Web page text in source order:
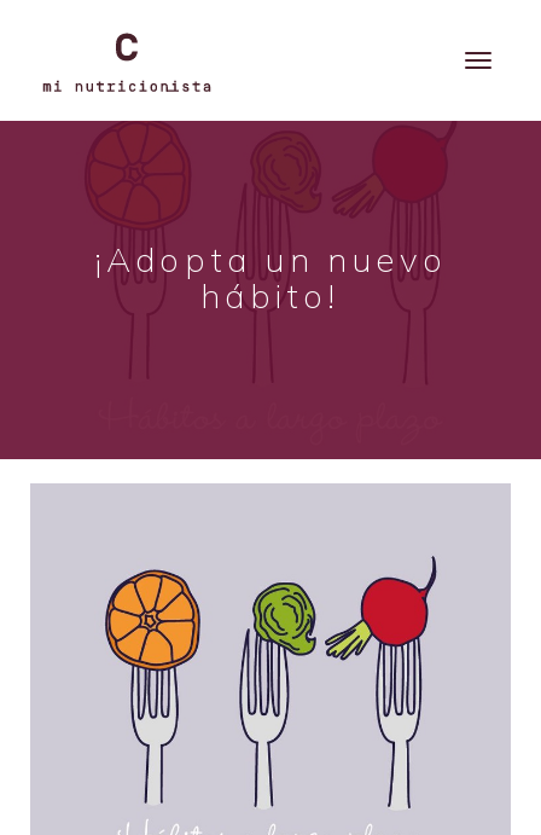
¡Adopta un nuevo
hábito!